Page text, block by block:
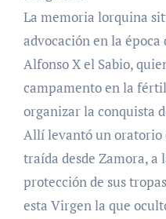
La memoria lorquina
advocación en la
Alfonso X el Sabio,
campamento en la
organizar la conquista
Allí levantó un oratorio
traída desde Zamora, a
protección de sus
esta Virgen la que